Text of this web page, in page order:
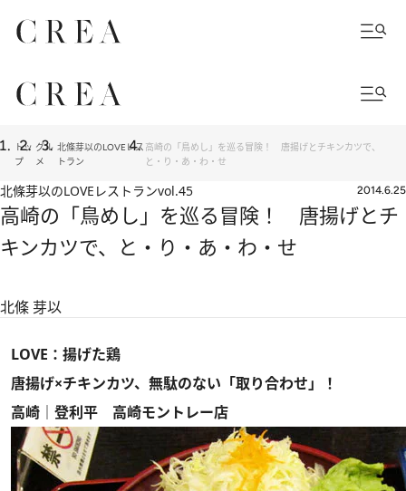
トッ
プ
グル
メ
北條芽以のLOVEレス
トラン
高崎の「鳥めし」を巡る冒険！ 唐揚げとチキンカツで、
と・り・あ・わ・せ
北條芽以のLOVEレストランvol.45 2014.6.25
高崎の「鳥めし」を巡る冒険！ 唐揚げとチ
キンカツで、と・り・あ・わ・せ
北條 芽以
LOVE：揚げた鶏
唐揚げ×チキンカツ、無駄のない「取り合わせ」！
高崎｜登利平 高崎モントレー店